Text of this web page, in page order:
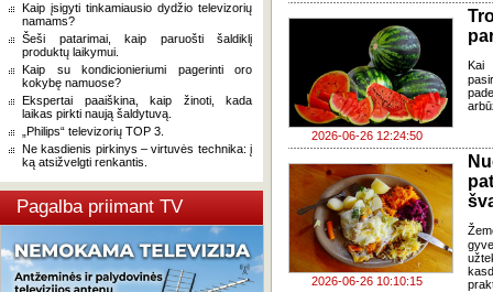
Kaip įsigyti tinkamiausio dydžio televizorių
namams?
Šeši patarimai, kaip paruošti šaldiklį
produktų laikymui.
Kaip su kondicionieriumi pagerinti oro
kokybę namuose?
Ekspertai paaiškina, kaip žinoti, kada
laikas pirkti naują šaldytuvą.
„Philips“ televizorių TOP 3.
Ne kasdienis pirkinys – virtuvės technika: į
ką atsižvelgti renkantis.
Pagalba priimant TV
2026-06-26 12:24:50
Kai
2026-06-26 10:10:15